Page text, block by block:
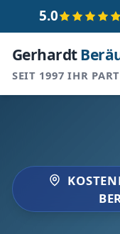
5.0
Gerhardt
SEIT 1997 IHR